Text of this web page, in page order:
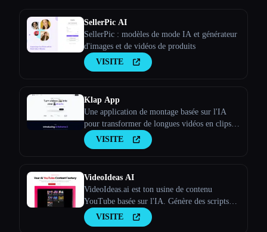
SellerPic AI
SellerPic : modèles de mode IA et générateur
d'images et de vidéos de produits
VISITE
Klap App
Une application de montage basée sur l'IA
pour transformer de longues vidéos en clips
virauxVISITE
VideoIdeas AI
VideoIdeas.ai est ton usine de contenu
YouTube basée sur l'IA. Génère des scripts
dignes d'un virus, de nouvelles idées de
vidéos et du contenu captivant en quelques
VISITE